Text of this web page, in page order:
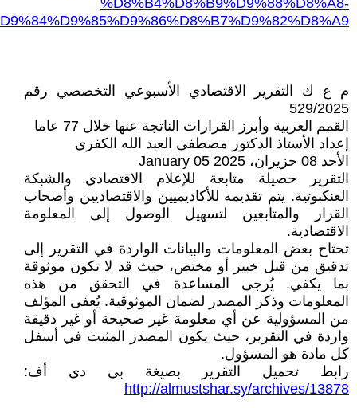
%D8%B4%D8%B9%D9%88%D8%A8-
م ع ك التقرير الاقتصادي الأسبوعي التخصصي رقم
529/2025
القمم العربية وأبرز القرارات الناتجة عنها خلال 77 عاما
إعداد الأستاذ الدكتور مصطفى العبد الله الكفري
الأحد 08 حزيران، 2025 05 January
التقرير حصيلة متابعة للإعلام الاقتصادي والشبكة
العنكبوتية. يتم تقديمه للأكاديميين والاقتصاديين وأصحاب
القرار والمتابعين لتسهيل الوصول إلى المعلومة
الاقتصادية.
تحتاج بعض المعلومات والبيانات الواردة في التقرير إلى
تدقيق من قبل خبير أو مختص، حيث قد لا تكون موثوقة
بما يكفي. يُرجى المساعدة في التحقق من هذه
المعلومات وذكر المصدر لضمان الموثوقية. يُعفى المؤلف
من المسؤولية عن أي معلومة غير صحيحة أو غير دقيقة
واردة في التقرير، حيث يكون المصدر المثبت في أسفل
كل مادة هو المسؤول.
رابط تحميل التقرير بصيغة بي دي أف:
http://almustshar.sy/archives/13878